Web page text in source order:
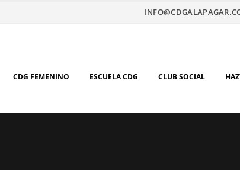
CDG FEMENINO ESCUELA CDG CLUB SOCIAL